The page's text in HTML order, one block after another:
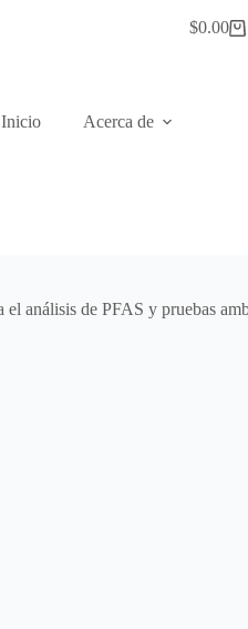
Carrito
$0.00
Inicio Acerca de